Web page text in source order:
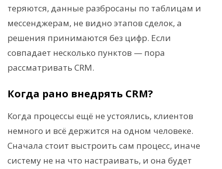
теряются, данные разбросаны по таблицам и
мессенджерам, не видно этапов сделок, а
решения принимаются без цифр. Если
совпадает несколько пунктов — пора
рассматривать CRM.
Когда рано внедрять CRM?
Когда процессы ещё не устоялись, клиентов
немного и всё держится на одном человеке.
Сначала стоит выстроить сам процесс, иначе
систему не на что настраивать, и она будет